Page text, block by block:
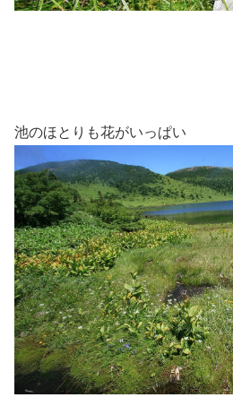
池のほとりも花がいっぱい